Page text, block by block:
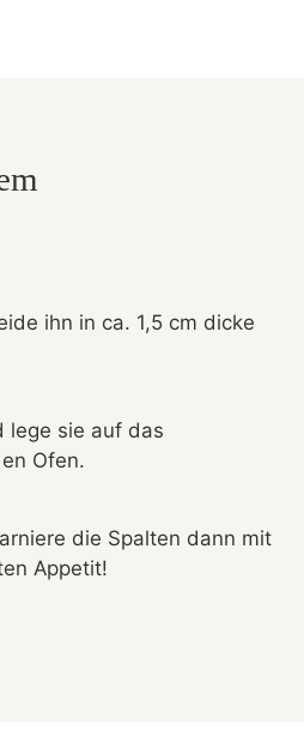
ihn in ca. 1,5 cm dicke
lege sie auf das
Ofen.
die Spalten dann mit
Appetit!